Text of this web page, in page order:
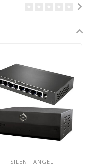
SILENT ANGEL